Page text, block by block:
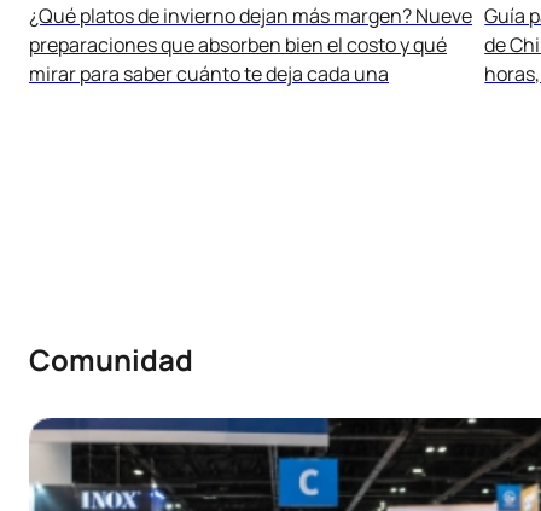
¿Qué platos de invierno dejan más margen? Nueve
preparaciones que absorben bien el costo y qué
mirar para saber cuánto te deja cada una
Guía
de
Comunidad